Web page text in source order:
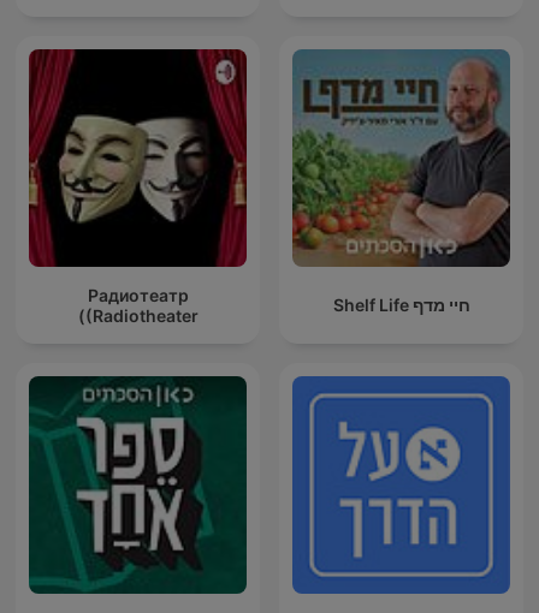
חיי מדף Shelf Life
Радиотеатр
(Radiotheater)